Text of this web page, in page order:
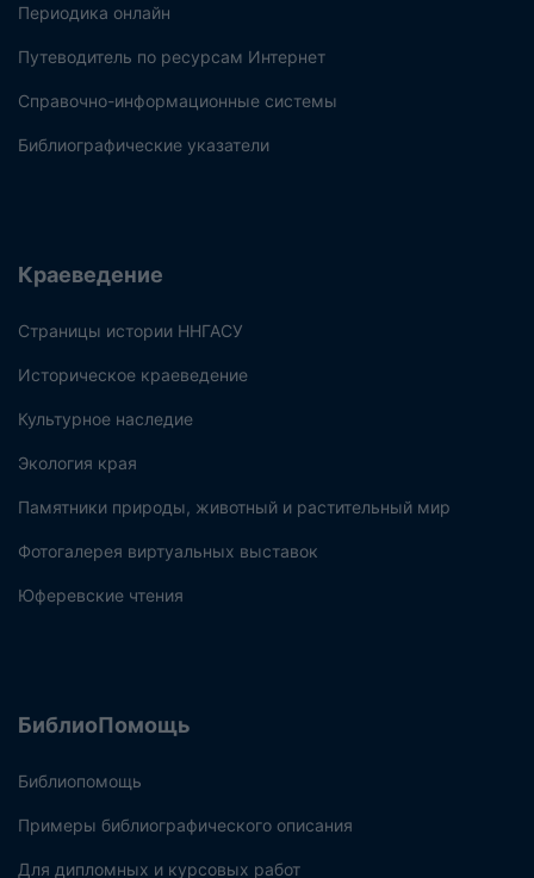
Периодика онлайн
Путеводитель по ресурсам Интернет
Справочно-информационные системы
Библиографические указатели
Краеведение
Страницы истории ННГАСУ
Историческое краеведение
Культурное наследие
Экология края
Памятники природы, животный и растительный мир
Фотогалерея виртуальных выставок
Юферевские чтения
БиблиоПомощь
Библиопомощь
Примеры библиографического описания
Для дипломных и курсовых работ